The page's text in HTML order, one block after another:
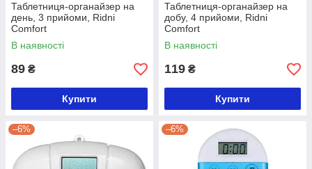
Таблетниця-органайзер на
день, 3 прийоми, Ridni
Comfort
В наявності
89 ₴
Купити
Таблетниця-органайзер на
добу, 4 прийоми, Ridni
Comfort
В наявності
119 ₴
Купити
–6% –6%